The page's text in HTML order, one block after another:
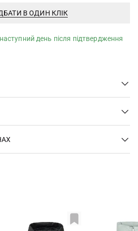
В ОДИН КЛІК
день після підтвердження